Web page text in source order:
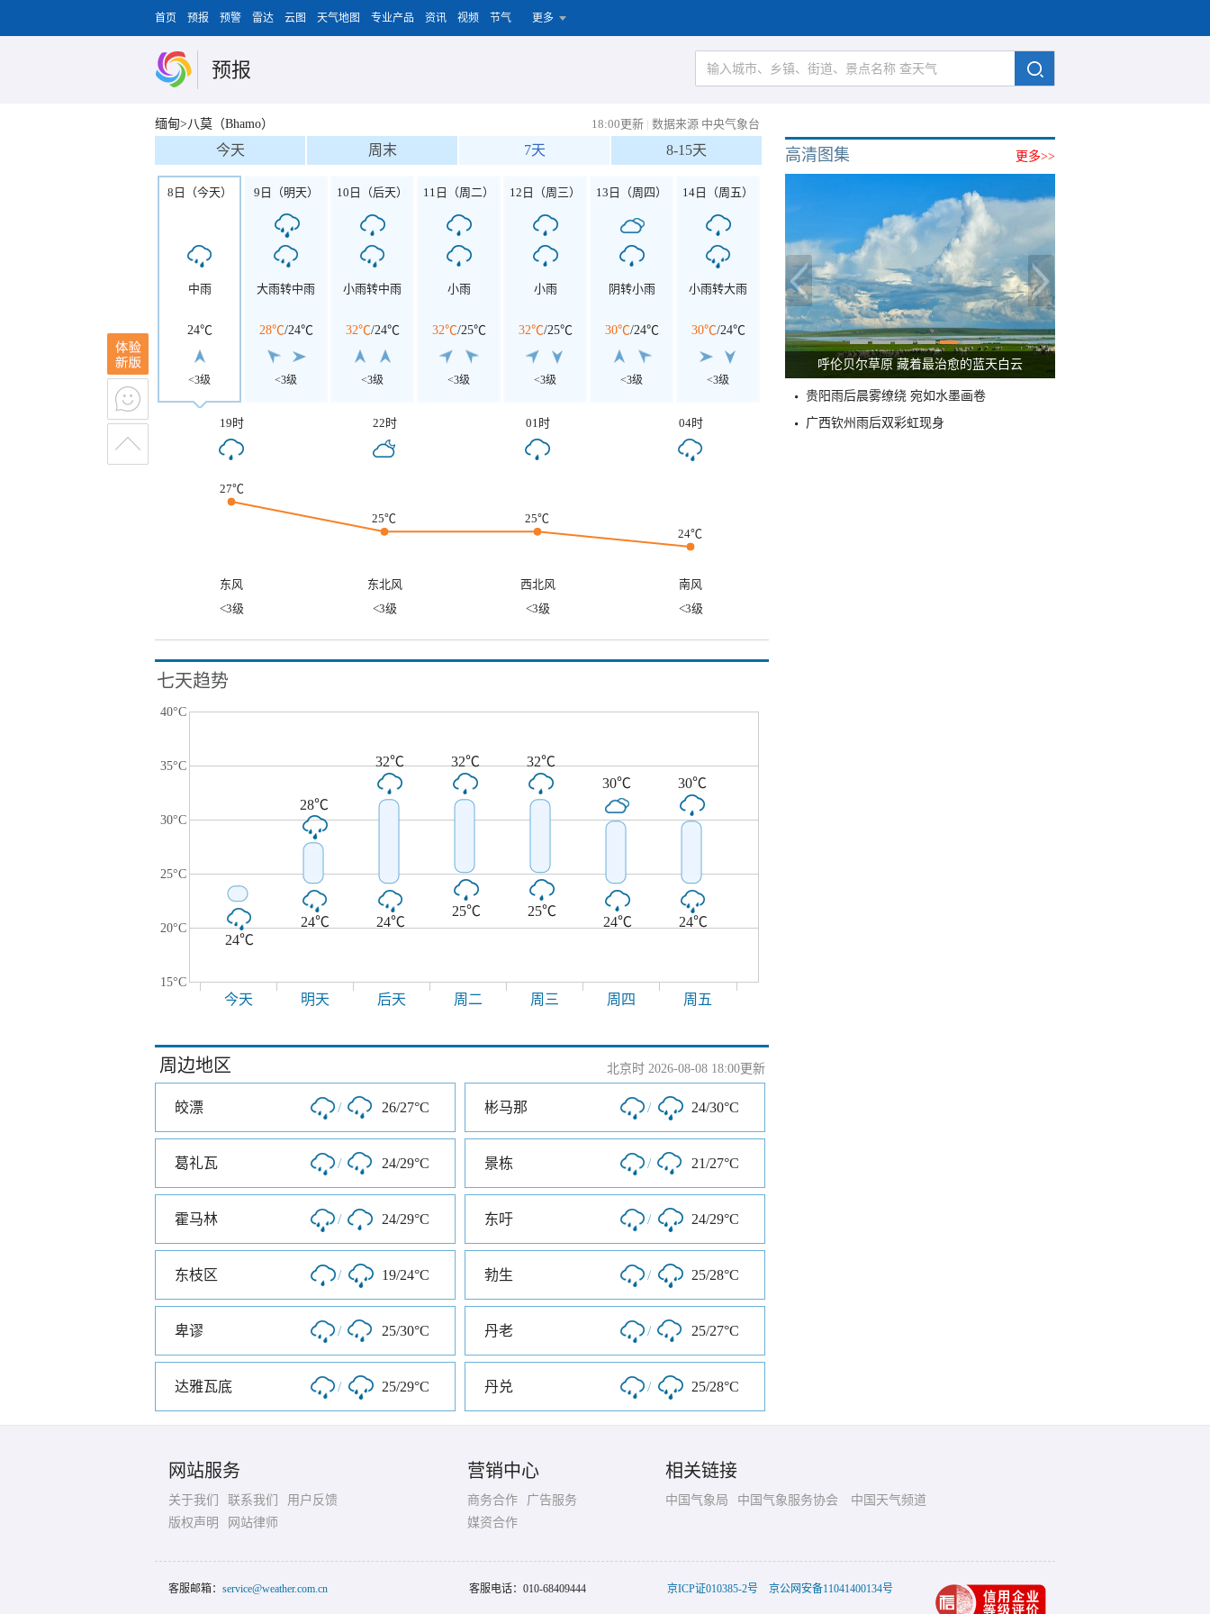
首页 预报 预警 雷达 云图 天气地图 专业产品 资讯 视频 节气 更多
预报
缅甸>八莫（Bhamo） 18:00更新 | 数据来源 中央气象台
今天 周末 7天 8-15天
8日（今天）
中雨
24℃
<3级
9日（明天）
大雨转中雨
28℃/24℃
<3级
10日（后天）
小雨转中雨
32℃/24℃
<3级
11日（周二）
小雨
32℃/25℃
<3级
12日（周三）
小雨
32℃/25℃
<3级
13日（周四）
阴转小雨
30℃/24℃
<3级
14日（周五）
小雨转大雨
30℃/24℃
<3级
19时 22时 01时 04时
27℃
25℃
25℃
24℃
东风 东北风 西北风
南风
<3级
<3级 <3级 <3级
七天趋势
40°C
35°C
30°C
25°C
20°C
15°C
24℃
28℃
24℃
32℃
24℃
32℃
25℃
32℃
25℃
30℃
24℃
30℃
24℃
今天 明天 后天 周二 周三 周四 周五
周边地区 北京时 2026-08-08 18:00更新
皎漂 / 26/27°C 彬马那 / 24/30°C
葛礼瓦 / 24/29°C 景栋 / 21/27°C
霍马林 / 24/29°C 东吁 / 24/29°C
东枝区 / 19/24°C 勃生 / 25/28°C
卑谬 / 25/30°C 丹老 / 25/27°C
达雅瓦底 / 25/29°C 丹兑 / 25/28°C
更多>>
高清图集
呼伦贝尔草原 藏着最治愈的蓝天白云
贵阳雨后晨雾缭绕 宛如水墨画卷
广西钦州雨后双彩虹现身
网站服务
关于我们 联系我们
用户反馈
版权声明
网站律师
营销中心
商务合作
广告服务
媒资合作
相关链接
中国气象局 中国气象服务协会 中国天气频道
客服邮箱： service@weather.com.cn 客服电话： 010-68409444 京ICP证010385-2号 京公网安备11041400134号